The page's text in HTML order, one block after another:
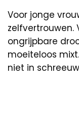
Voor jonge
zelfvertrouwen.
ongrijpbare
moeiteloos
niet in